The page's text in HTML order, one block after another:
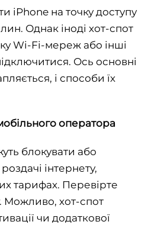
iPhone на точку доступу
Однак іноді хот-спот
Wi-Fi-мереж або інші
Ось основні
і способи їх
оператора
блокувати або
інтернету,
тарифах. Перевірте
Можливо, хот-спот
чи додаткової